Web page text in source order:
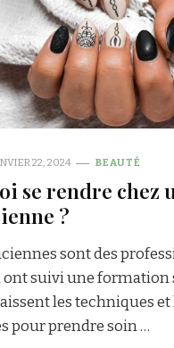
22, 2024 BEAUTÉ
se rendre chez
?
sont des
ont suivi une formation
les techniques
pour prendre soin …